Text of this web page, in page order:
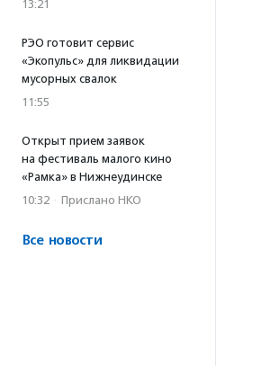
13:21
РЭО готовит сервис
«Экопульс» для ликвидации
мусорных свалок
11:55
Открыт прием заявок
на фестиваль малого кино
«Рамка» в Нижнеудинске
10:32 · Прислано НКО
Все новости